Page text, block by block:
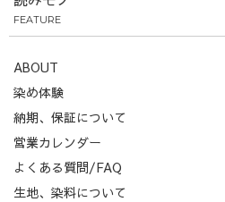
FEATURE
ABOUT
染め体験
納期、保証について
営業カレンダー
よくある質問/FAQ
生地、染料について